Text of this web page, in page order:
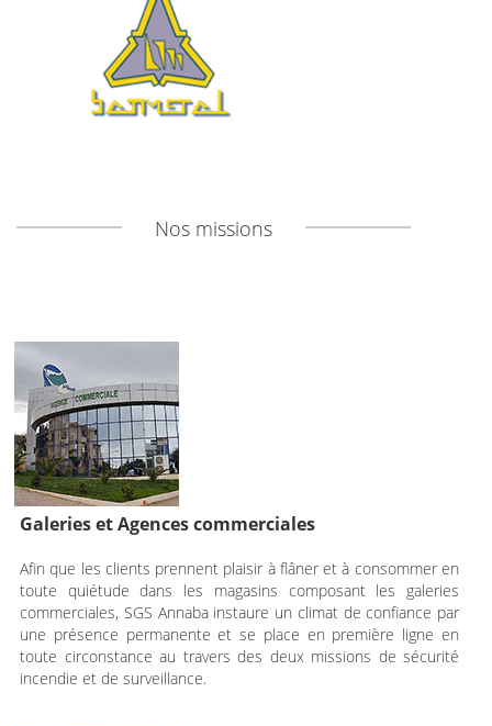
Nos missions
Galeries et Agences commerciales
Afin que les clients prennent plaisir à flâner et à consommer en
toute quiétude dans les magasins composant les galeries
commerciales, SGS Annaba instaure un climat de confiance par
une présence permanente et se place en première ligne en
toute circonstance au travers des deux missions de sécurité
incendie et de surveillance.